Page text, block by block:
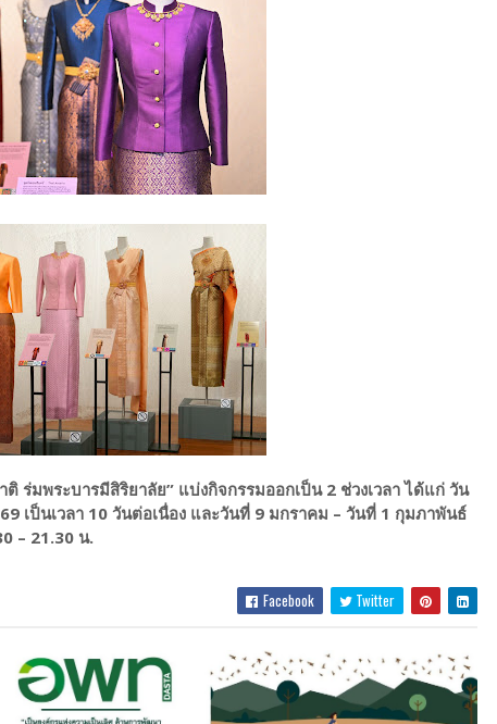
ร่มพระบารมีสิริยาลัย” แบ่งกิจกรรมออกเป็น 2 ช่วงเวลา ได้แก่ วัน
เป็นเวลา 10 วันต่อเนื่อง และวันที่ 9 มกราคม – วันที่ 1 กุมภาพันธ์
– 21.30 น.
Facebook Twitter